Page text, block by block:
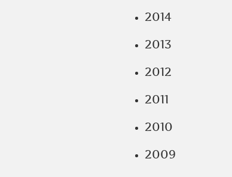
2014
2013
2012
2011
2010
2009